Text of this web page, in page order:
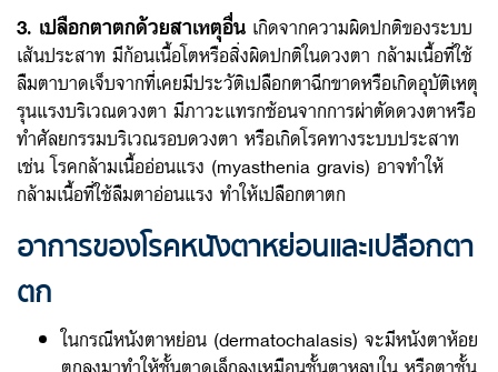
3. เปลือกตาตกด้วยสาเหตุอื่น เกิดจากความผิดปกติของระบบ
เส้นประสาท มีก้อนเนื้อโตหรือสิ่งผิดปกติในดวงตา กล้ามเนื้อที่ใช้
ลืมตาบาดเจ็บจากที่เคยมีประวัติเปลือกตาฉีกขาดหรือเกิดอุบัติเหตุ
รุนแรงบริเวณดวงตา มีภาวะแทรกซ้อนจากการผ่าตัดดวงตาหรือ
ทำศัลยกรรมบริเวณรอบดวงตา หรือเกิดโรคทางระบบประสาท
เช่น โรคกล้ามเนื้ออ่อนแรง (myasthenia gravis) อาจทำให้
กล้ามเนื้อที่ใช้ลืมตาอ่อนแรง ทำให้เปลือกตาตก
อาการของโรคหนังตาหย่อนและเปลือกตา
ตก
ในกรณีหนังตาหย่อน (dermatochalasis) จะมีหนังตาห้อย
ตกลงมาทำให้ชั้นตาดูเล็กลงเหมือนชั้นตาหลบใน หรือตาชั้น